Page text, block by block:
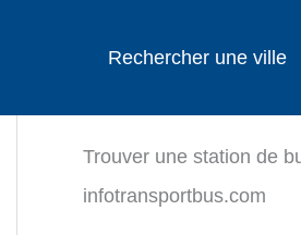
Rechercher une ville
Trouver une station de
infotransportbus.com